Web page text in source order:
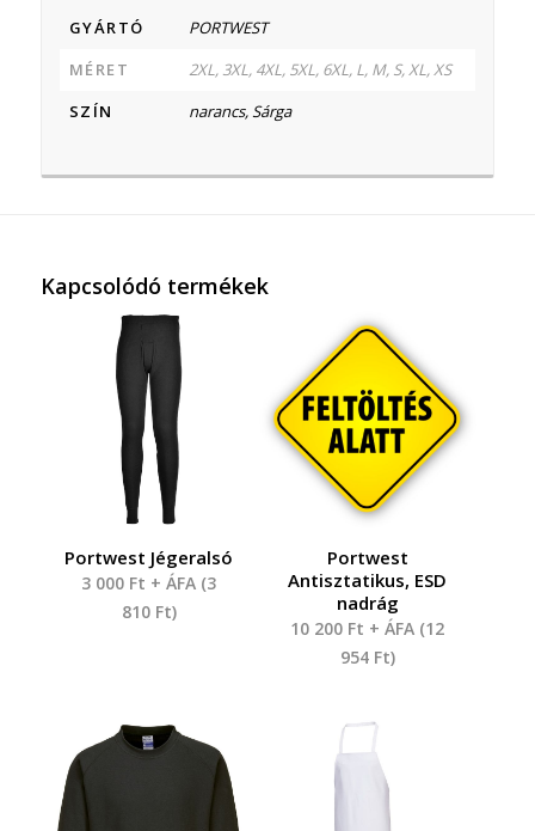
GYÁRTÓ
PORTWEST
MÉRET
2XL, 3XL, 4XL, 5XL, 6XL, L, M, S, XL, XS
SZÍN
narancs, Sárga
Kapcsolódó termékek
Portwest Jégeralsó
3 000 Ft + ÁFA (3
810 Ft)
Portwest
Antisztatikus, ESD
nadrág
10 200 Ft + ÁFA (12
954 Ft)